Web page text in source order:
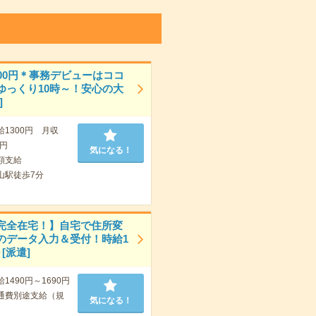
円＊事務デビューはココ
っくり10時～！安心の大
1300円 月収
支給
駅徒歩7分
気になる！
全在宅！】自宅で住所変
データ入力＆受付！時給1
[派遣]
1490円～1690円
費別途支給（規
気になる！